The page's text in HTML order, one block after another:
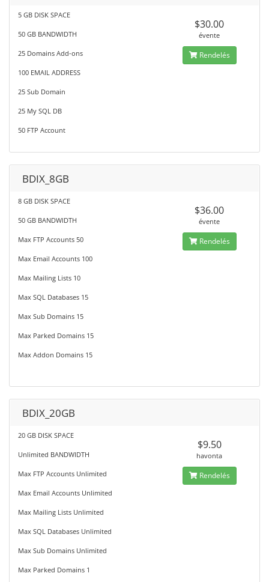
5 GB DISK SPACE
50 GB BANDWIDTH
25 Domains Add-ons
100 EMAIL ADDRESS
25 Sub Domain
25 My SQL DB
50 FTP Account
$30.00
évente
Rendelés
BDIX_8GB
8 GB DISK SPACE
50 GB BANDWIDTH
Max FTP Accounts 50
Max Email Accounts 100
Max Mailing Lists 10
Max SQL Databases 15
Max Sub Domains 15
Max Parked Domains 15
Max Addon Domains 15
$36.00
évente
Rendelés
BDIX_20GB
20 GB DISK SPACE
Unlimited BANDWIDTH
Max FTP Accounts Unlimited
Max Email Accounts Unlimited
Max Mailing Lists Unlimited
Max SQL Databases Unlimited
Max Sub Domains Unlimited
Max Parked Domains 1
$9.50
havonta
Rendelés